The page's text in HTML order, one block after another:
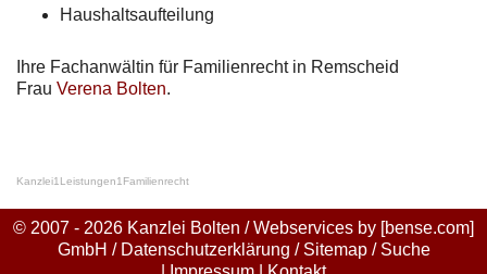
Haushaltsaufteilung
Ihre Fachanwältin für Familienrecht in Remscheid
Frau Verena Bolten.
Kanzlei1 Leistungen1 Familienrecht
© 2007 - 2026 Kanzlei Bolten / Webservices by [bense.com]
GmbH / Datenschutzerklärung / Sitemap/ Suche